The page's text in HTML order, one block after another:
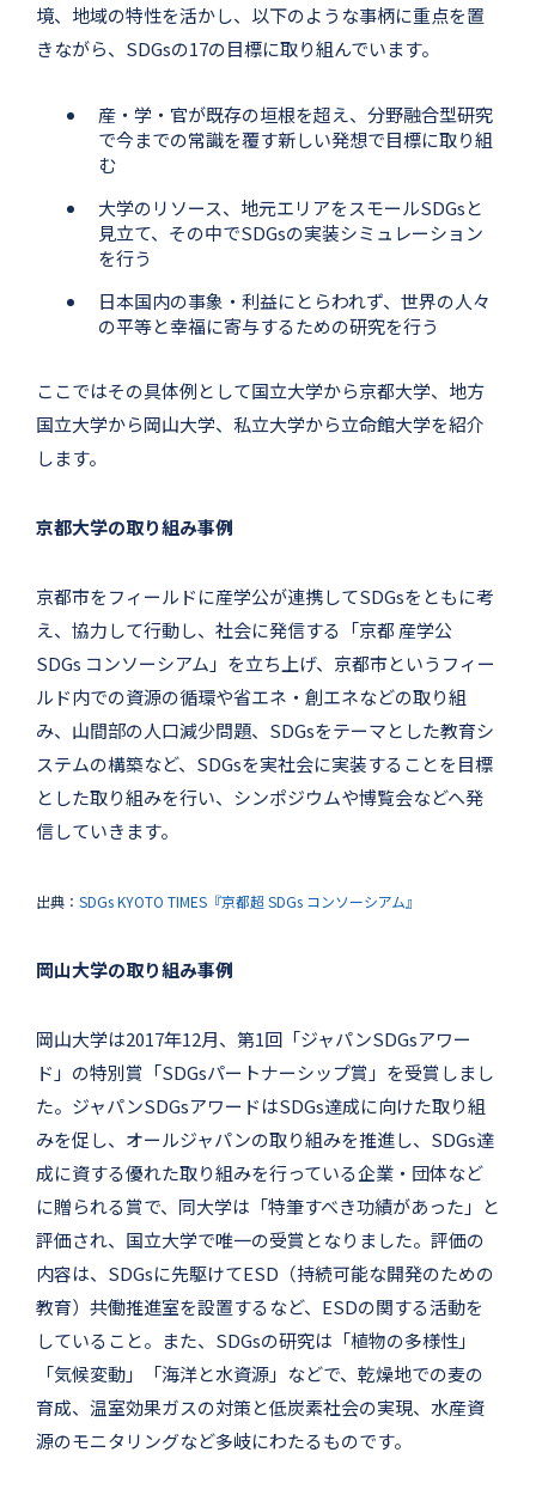
境、地域の特性を活かし、以下のような事柄に重点を置
きながら、SDGsの17の目標に取り組んでいます。
産・学・官が既存の垣根を超え、分野融合型研究
で今までの常識を覆す新しい発想で目標に取り組
む
大学のリソース、地元エリアをスモールSDGsと
見立て、その中でSDGsの実装シミュレーション
を行う
日本国内の事象・利益にとらわれず、世界の人々
の平等と幸福に寄与するための研究を行う
ここではその具体例として国立大学から京都大学、地方
国立大学から岡山大学、私立大学から立命館大学を紹介
します。
京都大学の取り組み事例
京都市をフィールドに産学公が連携してSDGsをともに考
え、協力して行動し、社会に発信する「京都 産学公
SDGs コンソーシアム」を立ち上げ、京都市というフィー
ルド内での資源の循環や省エネ・創エネなどの取り組
み、山間部の人口減少問題、SDGsをテーマとした教育シ
ステムの構築など、SDGsを実社会に実装することを目標
とした取り組みを行い、シンポジウムや博覧会などへ発
信していきます。
出典： SDGs KYOTO TIMES『京都超 SDGs コンソーシアム』
岡山大学の取り組み事例
岡山大学は2017年12月、第1回「ジャパンSDGsアワー
ド」の特別賞「SDGsパートナーシップ賞」を受賞しまし
た。ジャパンSDGsアワードはSDGs達成に向けた取り組
みを促し、オールジャパンの取り組みを推進し、SDGs達
成に資する優れた取り組みを行っている企業・団体など
に贈られる賞で、同大学は「特筆すべき功績があった」と
評価され、国立大学で唯一の受賞となりました。評価の
内容は、SDGsに先駆けてESD（持続可能な開発のための
教育）共働推進室を設置するなど、ESDの関する活動を
していること。また、SDGsの研究は「植物の多様性」
「気候変動」「海洋と水資源」などで、乾燥地での麦の
育成、温室効果ガスの対策と低炭素社会の実現、水産資
源のモニタリングなど多岐にわたるものです。